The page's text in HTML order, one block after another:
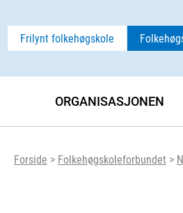
Frilynt folkehøgskole
Forside > Folkehøgskoleforbundet >
ORGANISASJONEN